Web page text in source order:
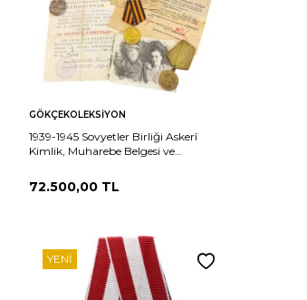
Sepete
Ekle
GÖKÇEKOLEKSIYON
1939-1945 Sovyetler Birliği Askerî
Kimlik, Muharebe Belgesi ve
Lotu MVM2186
72.500,00 TL
YENI